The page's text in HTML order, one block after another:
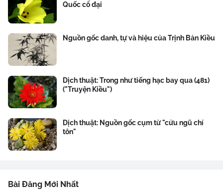
Quốc cổ đại
Nguồn gốc danh, tự và hiệu của Trịnh Bản Kiều
Dịch thuật: Trong như tiếng hạc bay qua (481)
("Truyện Kiều")
Dịch thuật: Nguồn gốc cụm từ "cửu ngũ chí
tôn"
Bài Đăng Mới Nhất